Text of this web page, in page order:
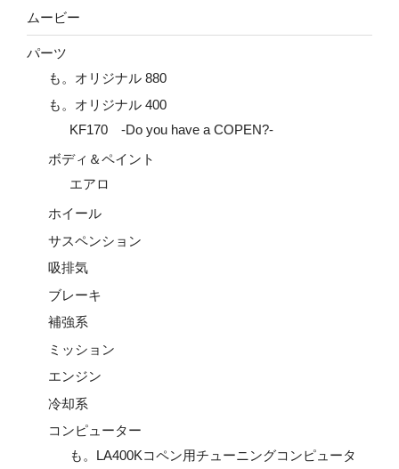
ムービー
パーツ
も。オリジナル 880
も。オリジナル 400
KF170 -Do you have a COPEN?-
ボディ＆ペイント
エアロ
ホイール
サスペンション
吸排気
ブレーキ
補強系
ミッション
エンジン
冷却系
コンピューター
も。LA400Kコペン用チューニングコンピュータ